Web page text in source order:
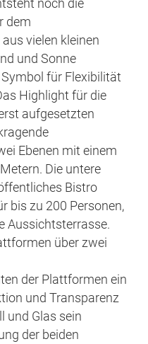
noch die
dem
vielen kleinen
und Sonne
für Flexibilität
Highlight für die
aufgesetzten
Ebenen mit einem
Die untere
Bistro
bis zu 200 Personen,
Aussichtsterrasse.
über zwei
der Plattformen ein
und Transparenz
und Glas sein
der beiden